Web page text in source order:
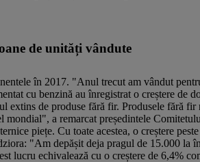
de unități vândute
în 2017. "Anul trecut am vândut
cu benzină au înregistrat o creștere de
de produse fără fir. Produsele fără
mondial", a remarcat președintele
piețe. Cu toate acestea, o creștere
"Am depășit deja pragul de 15.000 la
lucru echivalează cu o creștere de 6,4%